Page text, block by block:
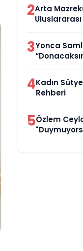
2Arta
3Yonca
4Kadın
Rehberi
5Özlem